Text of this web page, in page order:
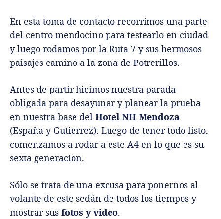
En esta toma de contacto recorrimos una parte
del centro mendocino para testearlo en ciudad
y luego rodamos por la Ruta 7 y sus hermosos
paisajes camino a la zona de Potrerillos.
Antes de partir hicimos nuestra parada
obligada para desayunar y planear la prueba
en nuestra base del Hotel NH Mendoza
(España y Gutiérrez). Luego de tener todo listo,
comenzamos a rodar a este A4 en lo que es su
sexta generación.
Sólo se trata de una excusa para ponernos al
volante de este sedán de todos los tiempos y
mostrar sus fotos y video.